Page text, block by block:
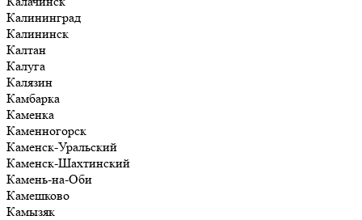
Калининград
Калининск
Калтан
Калуга
Калязин
Камбарка
Каменка
Каменногорск
Каменск-Уральский
Каменск-Шахтинский
Камень-на-Оби
Камешково
Камызяк